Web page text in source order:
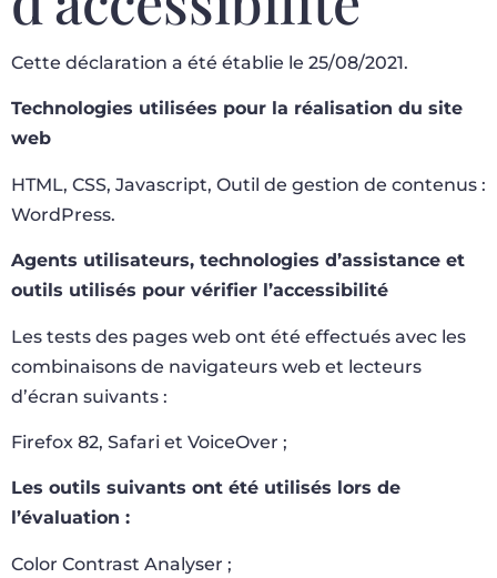
Cette déclaration a été établie le 25/08/2021.
Technologies utilisées pour la réalisation du site
web
HTML, CSS, Javascript, Outil de gestion de contenus :
WordPress.
Agents utilisateurs, technologies d’assistance et
outils utilisés pour vérifier l’accessibilité
Les tests des pages web ont été effectués avec les
combinaisons de navigateurs web et lecteurs
d’écran suivants :
Firefox 82, Safari et VoiceOver ;
Les outils suivants ont été utilisés lors de
l’évaluation :
Color Contrast Analyser ;